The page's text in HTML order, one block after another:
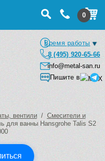
0
Время работы
8 (495) 920-65-66
info@metal-san.ru
Пишите в
вентили/ Смесители и
ванны Hansgrohe Talis S2